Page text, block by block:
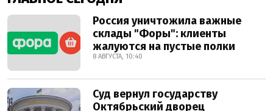
Россия уничтожила важные
склады "Форы": клиенты
жалуются на пустые полки
8 АВГУСТА, 10:40
Суд вернул государству
Октябрьский дворец